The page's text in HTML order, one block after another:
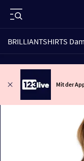
BRILLIANTSHIRTS
Mit der